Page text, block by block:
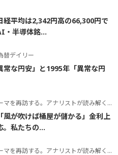
経平均は2,342円高の66,300円で
半導体銘...
替デイリー
常な円安」と1995年「異常な円
再訪する。アナリストが読み解くテーマの本質
風が吹けば桶屋が儲かる」金利上
。私たちの...
再訪する。アナリストが読み解くテーマの本質